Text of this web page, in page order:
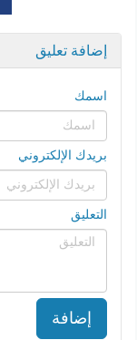
إضافة تعليق
اسمك
بريدك الإلكتروني
التعليق
إضافة